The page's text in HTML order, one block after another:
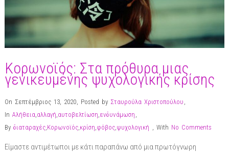
Κορωνοϊός: Στα πρόθυρα μιας
γενικευμένης ψυχολογικής κρίσης
On Σεπτέμβριος 13, 2020 Posted by Σταυρούλα Χριστοπούλου
In Αλήθεια αλλαγή αυτοβελτίωση ενδυνάμωση
By διαταραχές, Κορωνοϊός, κρίση φόβος, ψυχολογική With No Comments
Είμαστε αντιμέτωποι με κάτι παραπάνω από μια πρωτόγνωρη